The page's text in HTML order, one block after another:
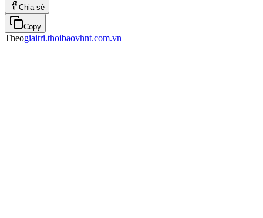
Chia sẻ
Copy
Theogiaitri.thoibaovhnt.com.vn